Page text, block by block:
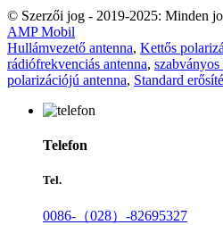
© Szerzői jog - 2019-2025: Minden
AMP Mobil
Hullámvezető antenna, Kettős
rádiófrekvenciás antenna, szabványos
polarizációjú antenna, Standard
Telefon
Tel.
0086-（028）-82695327